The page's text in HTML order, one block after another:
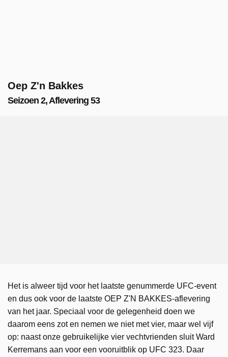
Oep Z'n Bakkes
Seizoen 2, Aflevering 53
Het is alweer tijd voor het laatste genummerde UFC-event
en dus ook voor de laatste OEP Z'N BAKKES-aflevering
van het jaar. Speciaal voor de gelegenheid doen we
daarom eens zot en nemen we niet met vier, maar wel vijf
op: naast onze gebruikelijke vier vechtvrienden sluit Ward
Kerremans aan voor een vooruitblik op UFC 323. Daar